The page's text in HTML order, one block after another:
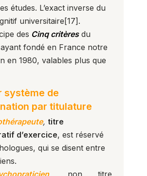
études. L’exact inverse du
universitaire [17] .
des Cinq critères du
fondé en France notre
en 1980, valables plus que
système de
par titulature
, titre
d’exercice, est réservé
qui se disent entre
, non titre